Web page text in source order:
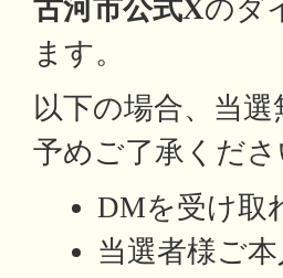
古河市公式Xのダ
ます。
以下の場合、当
予めご了承くださ
DMを受け取
当選者様ご